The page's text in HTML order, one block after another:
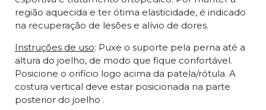
região aquecida e ter ótima elasticidade, é indicado
na recuperação de lesões e alívio de dores.
Instruções de uso: Puxe o suporte pela perna até a
altura do joelho, de modo que fique confortável.
Posicione o orifício logo acima da patela/rótula. A
costura vertical deve estar posicionada na parte
posterior do joelho .